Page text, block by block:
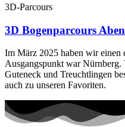
3D-Parcours
3D Bogenparcours
Im März 2025 haben wir einen
Ausgangspunkt war
Guteneck und Treuchtlingen
auch zu unseren Favoriten.